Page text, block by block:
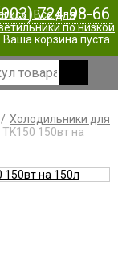
724-98-66
Ваша корзина пуста
Холодильники для
150вт на